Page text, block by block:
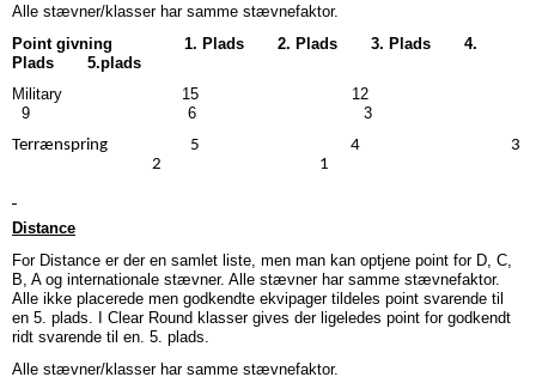
Alle stævner/klasser har samme stævnefaktor.
Point givning
1. Plads 2. Plads 3. Plads 4.
Plads 5.plads
Military 15 12
9 6 3
Terrænspring
5 4 3
2 1
Distance
For Distance er der en samlet liste, men man kan optjene point for D, C,
B, A og internationale stævner. Alle stævner har samme stævnefaktor.
Alle ikke placerede men godkendte ekvipager tildeles point svarende til
en 5. plads. I Clear Round klasser gives der ligeledes point for godkendt
ridt svarende til en. 5. plads.
Alle stævner/klasser har samme stævnefaktor.